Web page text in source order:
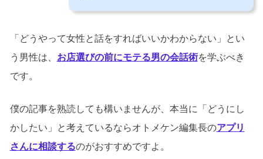
「どうやって女性と話をすればいいかわからない」とい
う男性は、 お店選びの前にモテる男の会話術を学ぶべき
です。
僕の記事を熟読しても構いませんが、本当に「どうにし
かしたい」と考えているならオトメケン編集長のアプリ
さんに相談するのがおすすめですよ。